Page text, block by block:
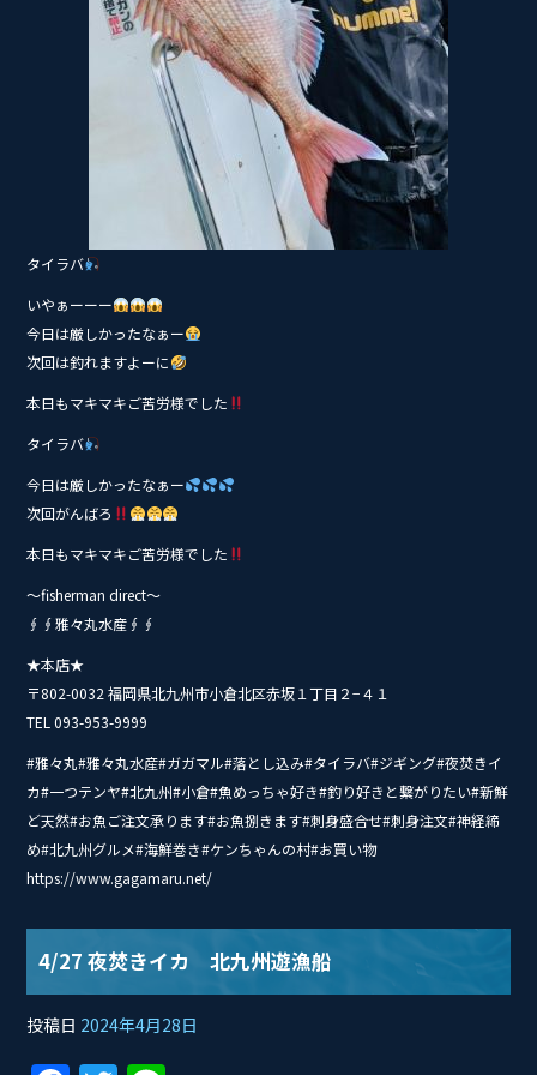
タイラバ
いやぁーーー
今日は厳しかったなぁー
次回は釣れますよーに
本日もマキマキご苦労様でした
タイラバ
今日は厳しかったなぁー
次回がんばろ
本日もマキマキご苦労様でした
〜fisherman direct〜
∮∮雅々丸水産∮∮
★本店★
〒802-0032 福岡県北九州市小倉北区赤坂１丁目２−４１
TEL 093-953-9999
#雅々丸#雅々丸水産#ガガマル#落とし込み#タイ‭ラバ#ジギング#夜焚きイ
カ#一つテンヤ#北九州#小倉#魚めっちゃ好き#釣り好きと繋がりたい#新鮮
ど天然#お魚ご注文承ります#お魚捌きます#刺身盛合せ#刺身注文#神経締
め#北九州グルメ#海鮮巻き#ケンちゃんの村#お買い物
https://www.gagamaru.net/
4/27 夜焚きイカ 北九州遊漁船
投稿日 2024年4月28日